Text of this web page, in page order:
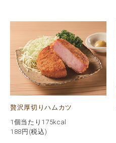
贅沢厚切りハムカツ
1個当たり175kcal
188円(税込)